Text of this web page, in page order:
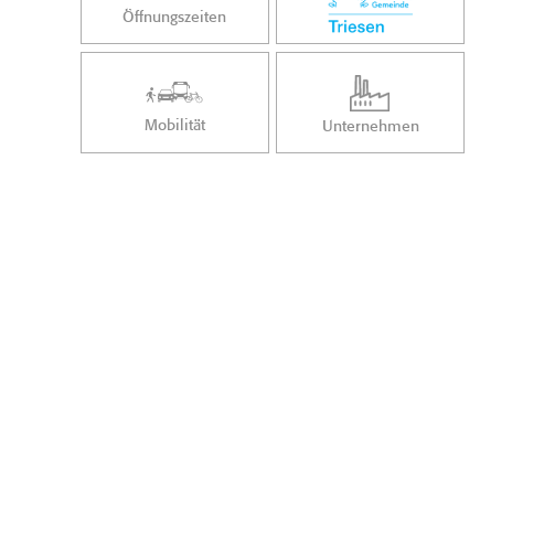
Öffnungszeiten
Mobilität Unternehmen